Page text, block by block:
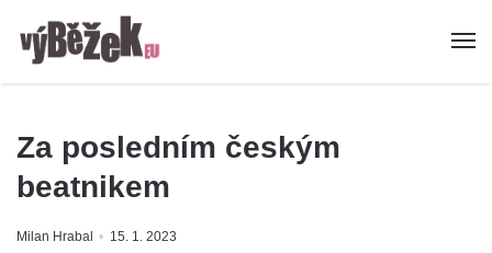
Za posledním českým
beatnikem
Milan Hrabal 15. 1. 2023